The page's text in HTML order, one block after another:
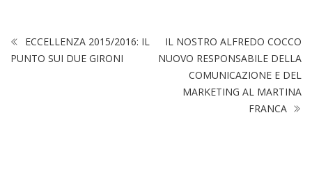
ECCELLENZA 2015/2016: IL
PUNTO SUI DUE GIRONI
IL NOSTRO ALFREDO COCCO
NUOVO RESPONSABILE DELLA
COMUNICAZIONE E DEL
MARKETING AL MARTINA
FRANCA